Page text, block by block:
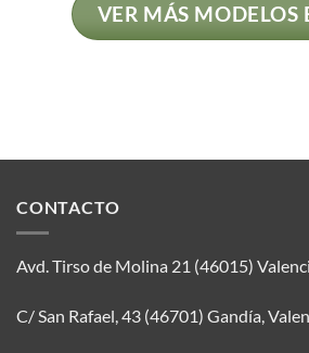
VER MÁS MODELOS
CONTACTO
Avd. Tirso de Molina 21 (46015)
C/ San Rafael, 43 (46701) Gandía,